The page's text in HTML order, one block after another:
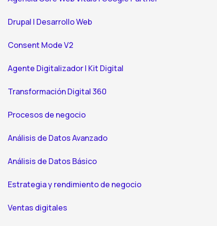
Drupal | Desarrollo Web
Consent Mode V2
Agente Digitalizador | Kit Digital
Transformación Digital 360
Procesos de negocio
Análisis de Datos Avanzado
Análisis de Datos Básico
Estrategia y rendimiento de negocio
Ventas digitales